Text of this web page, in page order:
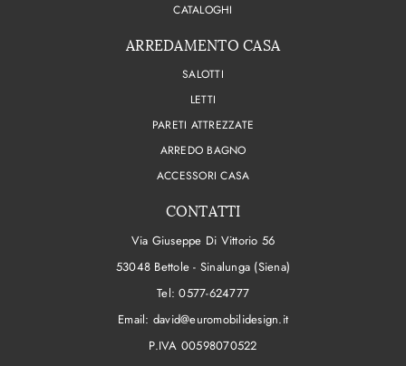
CATALOGHI
ARREDAMENTO CASA
SALOTTI
LETTI
PARETI ATTREZZATE
ARREDO BAGNO
ACCESSORI CASA
CONTATTI
Via Giuseppe Di Vittorio 56
53048 Bettole - Sinalunga (Siena)
Tel:0577-624777
Email: david@euromobilidesign.it
P.IVA 00598070522